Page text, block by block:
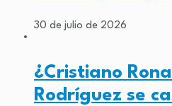
30 de julio de 2026
¿Cristiano
Rodríguez se